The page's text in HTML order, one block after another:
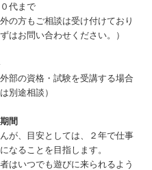
代まで
外の方もご相談は受け付けており
はお問い合わせください。）
部の資格・試験を受講する場合
別途相談）
間
が、目安としては、２年で仕事
なることを目指します。
はいつでも遊びに来られるよう